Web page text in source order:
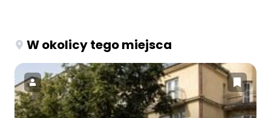
W okolicy tego miejsca